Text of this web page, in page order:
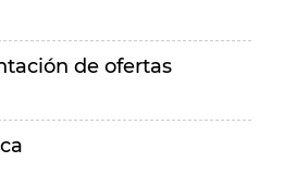
de ofertas